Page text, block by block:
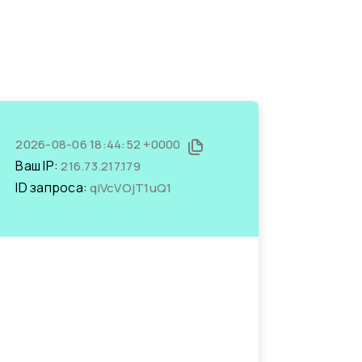
2026-08-06 18:44:52 +0000
Ваш IP:216.73.217.179
ID запроса:qiVcVOjT1uQ1